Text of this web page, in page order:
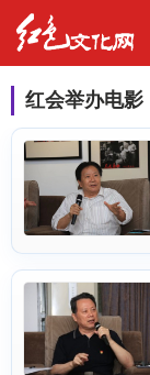
红会举办电影